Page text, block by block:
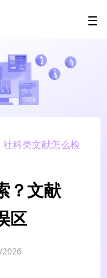
社科类文献怎么检
？文献
区